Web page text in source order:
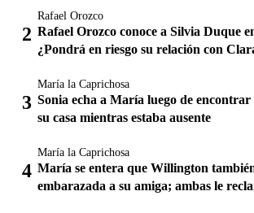
Rafael Orozco
Rafael Orozco conoce a Silvia Duque
¿Pondrá en riesgo su relación con
María la Caprichosa
Sonia echa a María luego de
su casa mientras estaba ausente
María la Caprichosa
María se entera que Willington
embarazada a su amiga; ambas le